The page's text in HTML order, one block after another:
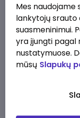
Kokios srities
Pridėti naują
Mes naudojame
lankytojų srauto
suasmeninimui.
yra įjungti pagal
nustatymuose.
mūsų Slapukų